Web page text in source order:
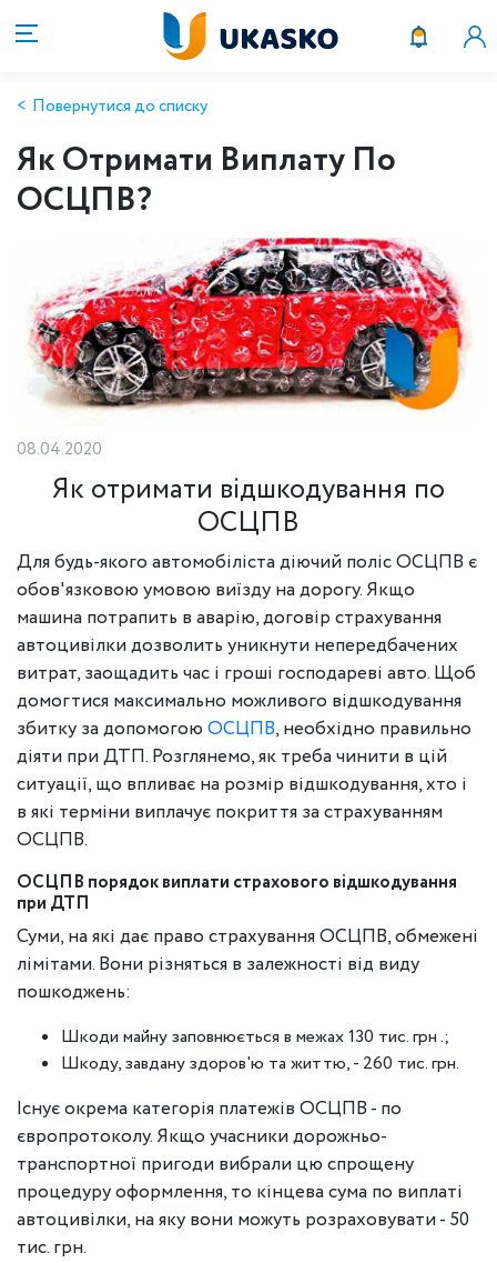
Повернутися до списку
Як Отримати Виплату По
ОСЦПВ?
08.04.2020
Як отримати відшкодування по
ОСЦПВ
Для будь-якого автомобіліста діючий поліс ОСЦПВ є
обов'язковою умовою виїзду на дорогу. Якщо
машина потрапить в аварію, договір страхування
автоцивілки дозволить уникнути непередбачених
витрат, заощадить час і гроші господареві авто. Щоб
домогтися максимально можливого відшкодування
збитку за допомогою ОСЦПВ, необхідно правильно
діяти при ДТП. Розглянемо, як треба чинити в цій
ситуації, що впливає на розмір відшкодування, хто і
в які терміни виплачує покриття за страхуванням
ОСЦПВ.
ОСЦПВ порядок виплати страхового відшкодування
при ДТП
Суми, на які дає право страхування ОСЦПВ, обмежені
лімітами. Вони різняться в залежності від виду
пошкоджень:
Шкоди майну заповнюється в межах 130 тис. грн .;
Шкоду, завдану здоров'ю та життю, - 260 тис. грн.
Існує окрема категорія платежів ОСЦПВ - по
європротоколу. Якщо учасники дорожньо-
транспортної пригоди вибрали цю спрощену
процедуру оформлення, то кінцева сума по виплаті
автоцивілки, на яку вони можуть розраховувати - 50
тис. грн.